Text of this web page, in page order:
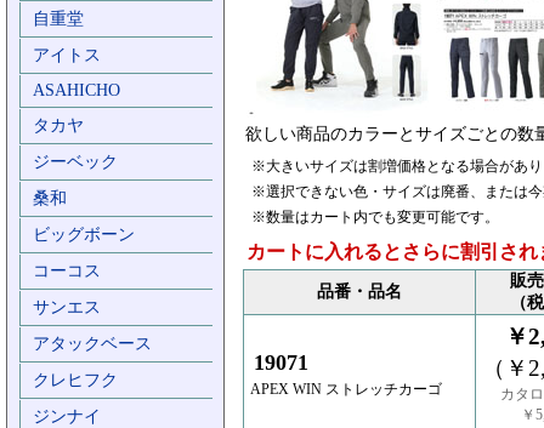
自重堂
アイトス
ASAHICHO
タカヤ
ジーベック
桑和
ビッグボーン
コーコス
サンエス
アタックベース
クレヒフク
ジンナイ
欲しい商品のカラーとサイズごとの数
※大きいサイズは割増価格となる場合があ
※選択できない色・サイズは廃番、または
※数量はカート内でも変更可能です。
カートに入れるとさらに割引され
品番・品名
販
（
19071
APEX WIN ストレッチカーゴ
￥
（￥
カタ
￥